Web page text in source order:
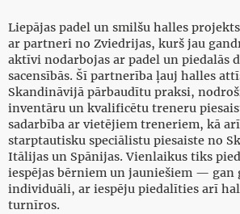
Liepājas padel un smilšu halles
ar partneri no Zviedrijas, kurš jau
aktīvi nodarbojas ar padel un piedalās
sacensībās. Šī partnerība ļauj halles
Skandināvijā pārbaudītu praksi,
inventāru un kvalificētu treneru
sadarbība ar vietējiem treneriem, kā
starptautisku speciālistu piesaiste no
Itālijas un Spānijas. Vienlaikus tiks
iespējas bērniem un jauniešiem — gan
individuāli, ar iespēju piedalīties arī
turnīros.